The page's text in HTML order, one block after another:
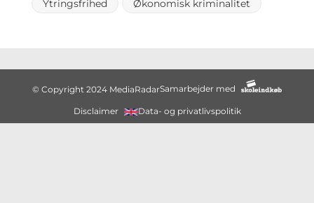
Ytringsfrihed
Økonomisk kriminalitet
© Copyright 2024 MediaRadarSamarbejder med
Disclaimer Data- og privatlivspolitik